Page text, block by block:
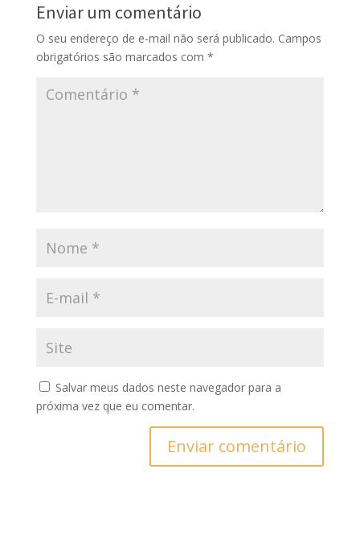
Enviar um comentário
O seu endereço de e-mail não será publicado. Campos
obrigatórios são marcados com *
Salvar meus dados neste navegador para a
próxima vez que eu comentar.
Enviar comentário